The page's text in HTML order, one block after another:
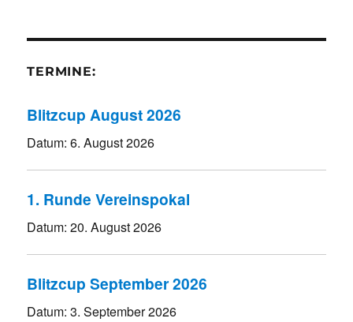
TERMINE:
Blitzcup August 2026
Datum:6. August 2026
1. Runde Vereinspokal
Datum:20. August 2026
Blitzcup September 2026
Datum:3. September 2026